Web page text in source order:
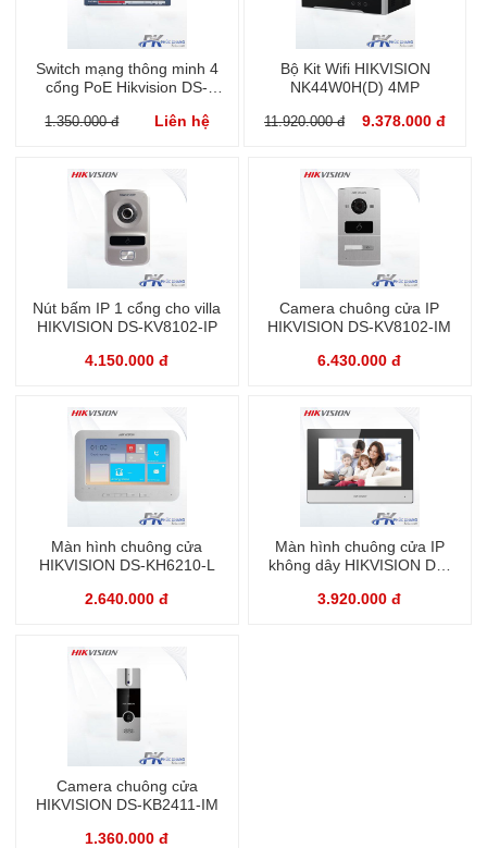
Switch mạng thông minh 4
cổng PoE Hikvision DS-
1.350.000 đ Liên hệ
Bộ Kit Wifi HIKVISION
NK44W0H(D) 4MP
11.920.000 đ 9.378.000 đ
Nút bấm IP 1 cổng cho villa
HIKVISION DS-KV8102-IP
4.150.000 đ
Camera chuông cửa IP
HIKVISION DS-KV8102-IM
6.430.000 đ
Màn hình chuông cửa
HIKVISION DS-KH6210-L
2.640.000 đ
Màn hình chuông cửa IP
không dây HIKVISION DS-
3.920.000 đ
Camera chuông cửa
HIKVISION DS-KB2411-IM
1.360.000 đ